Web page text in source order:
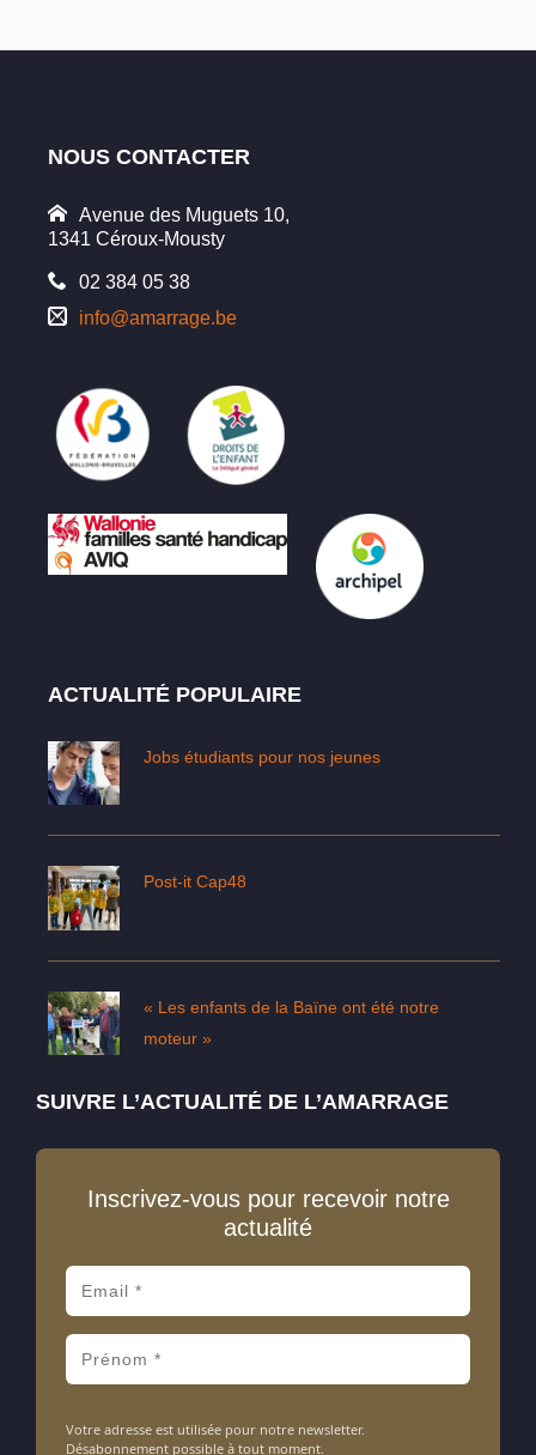
NOUS CONTACTER
Avenue des Muguets 10,
1341 Céroux-Mousty
02 384 05 38
info@amarrage.be
ACTUALITÉ POPULAIRE
Jobs étudiants pour nos jeunes
Post-it Cap48
« Les enfants de la Baïne ont été notre
moteur »
SUIVRE L’ACTUALITÉ DE L’AMARRAGE
Inscrivez-vous pour recevoir notre
actualité
Votre adresse est utilisée pour notre newsletter.
Désabonnement possible à tout moment.